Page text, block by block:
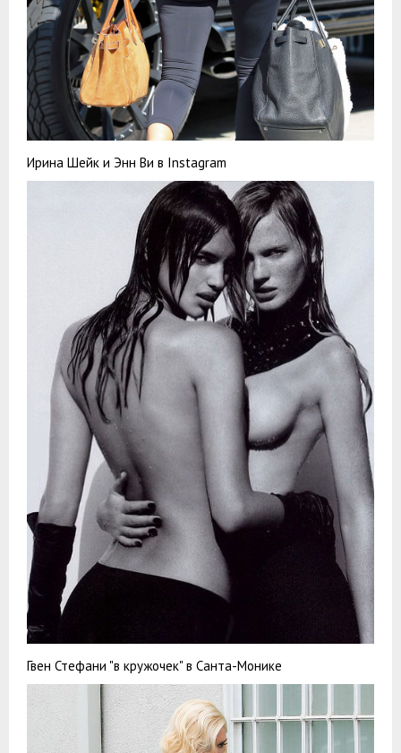
Ирина Шейк и Энн Ви в Instagram
Гвен Стефани "в кружочек" в Санта-Монике